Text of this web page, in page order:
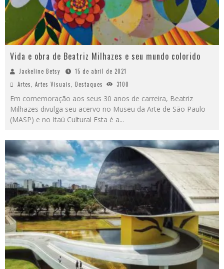
Vida e obra de Beatriz Milhazes e seu mundo colorido
Jackeline Betsy
15 de abril de 2021
Artes, Artes Visuais, Destaques 3100
Em comemoração aos seus 30 anos de carreira, Beatriz
Milhazes divulga seu acervo no Museu da Arte de São Paulo
(MASP) e no Itaú Cultural Esta é a...